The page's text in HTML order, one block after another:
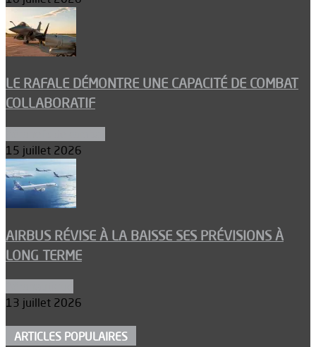
LE RAFALE DÉMONTRE UNE CAPACITÉ DE COMBAT
COLLABORATIF
15 juillet 2026
AIRBUS RÉVISE À LA BAISSE SES PRÉVISIONS À
LONG TERME
13 juillet 2026
ARTICLES POPULAIRES